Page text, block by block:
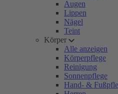
Augen
Lippen
Nägel
Teint
Körper
Alle anzeigen
Körperpflege
Reinigung
Sonnenpflege
Hand- &